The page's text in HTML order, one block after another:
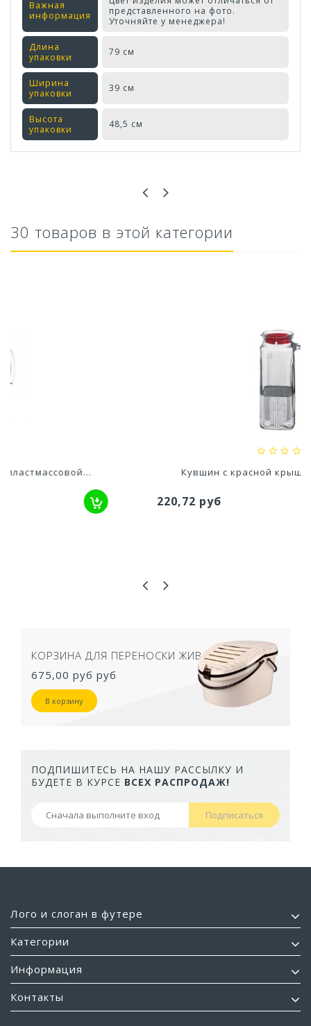
Важная
информация
представленного на фото.
Уточняйте у менеджера!
Длина
упаковки
79 см
Ширина
упаковки
39 см
Высота
упаковки
48,5 см
30 товаров в этой категории
Кувшин с красной крышкой 1000мл FRIGO
220,72 руб
ПЕРЕНОСКИ ЖИВОТНЫХ
ТУАЛЕТ ДЛЯ
50,5Х39Х41
957,40 руб
ПОДПИШИТЕСЬ НА НАШУ РАССЫЛКУ И
БУДЕТЕ В КУРСЕ ВСЕХ РАСПРОДАЖ!
Подписаться
Лого и слоган в футере
Категории
Информация
Контакты